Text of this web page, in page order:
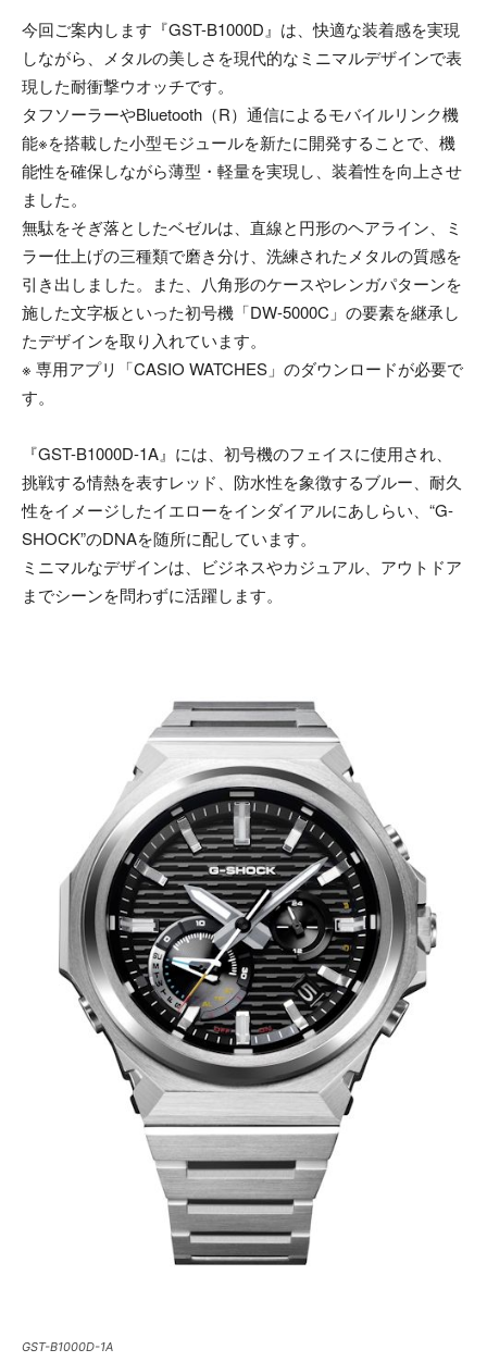
今回ご案内します『GST-B1000D』は、快適な装着感を実現
しながら、メタルの美しさを現代的なミニマルデザインで表
現した耐衝撃ウオッチです。
タフソーラーやBluetooth（R）通信によるモバイルリンク機
能※を搭載した小型モジュールを新たに開発することで、機
能性を確保しながら薄型・軽量を実現し、装着性を向上させ
ました。
無駄をそぎ落としたベゼルは、直線と円形のヘアライン、ミ
ラー仕上げの三種類で磨き分け、洗練されたメタルの質感を
引き出しました。また、八角形のケースやレンガパターンを
施した文字板といった初号機「DW-5000C」の要素を継承し
たデザインを取り入れています。
※ 専用アプリ「CASIO WATCHES」のダウンロードが必要で
す。
『GST-B1000D-1A』には、初号機のフェイスに使用され、
挑戦する情熱を表すレッド、防水性を象徴するブルー、耐久
性をイメージしたイエローをインダイアルにあしらい、“G-
SHOCK”のDNAを随所に配しています。
ミニマルなデザインは、ビジネスやカジュアル、アウトドア
までシーンを問わずに活躍します。
GST-B1000D-1A